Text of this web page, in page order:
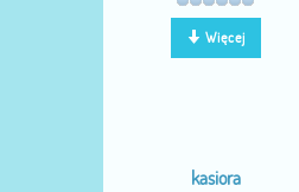
Więcej
kasiora